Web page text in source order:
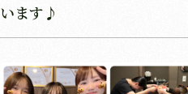
います♪